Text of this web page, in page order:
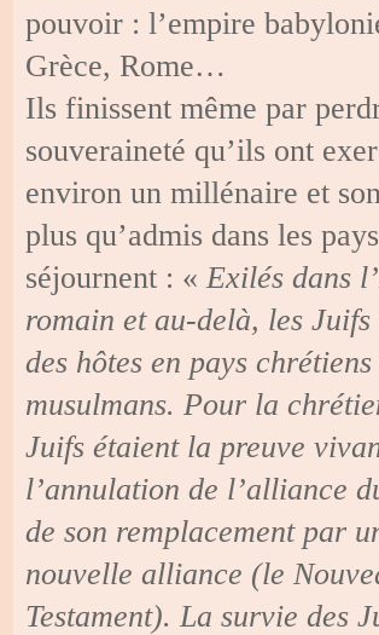
pouvoir : l’empire
Grèce, Rome…
Ils finissent même par
souveraineté qu’ils ont
environ un millénaire et
plus qu’admis dans les
séjournent : «Exilés dans
romain et au-delà, les
des hôtes en pays chrétiens
musulmans. Pour la
Juifs étaient la preuve
l’annulation de l’alliance
de son remplacement par
nouvelle alliance (le
Testament). La survie des